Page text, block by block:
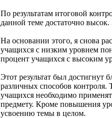
По результатам итоговой
данной теме достаточно
На основании этого, я снова
учащихся с низким уровнем
процент учащихся с высоким
Этот результат был достигнут
различных способов
учащихся необходимо
предмету. Кроме повышения
усвоению темы в целом.